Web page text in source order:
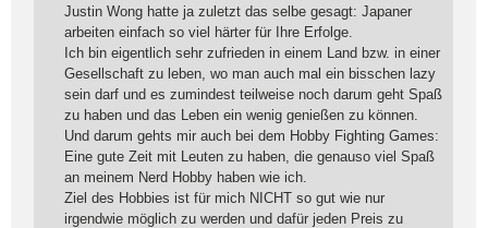
Justin Wong hatte ja zuletzt das selbe gesagt: Japaner
arbeiten einfach so viel härter für Ihre Erfolge.
Ich bin eigentlich sehr zufrieden in einem Land bzw. in einer
Gesellschaft zu leben, wo man auch mal ein bisschen lazy
sein darf und es zumindest teilweise noch darum geht Spaß
zu haben und das Leben ein wenig genießen zu können.
Und darum gehts mir auch bei dem Hobby Fighting Games:
Eine gute Zeit mit Leuten zu haben, die genauso viel Spaß
an meinem Nerd Hobby haben wie ich.
Ziel des Hobbies ist für mich NICHT so gut wie nur
irgendwie möglich zu werden und dafür jeden Preis zu